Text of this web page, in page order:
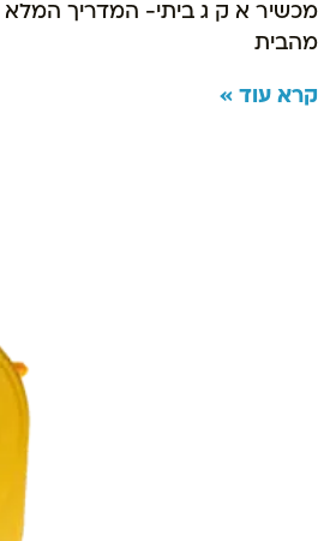
מכשיר א ק ג ביתי- המדריך המלא
מהבית
קרא עוד »